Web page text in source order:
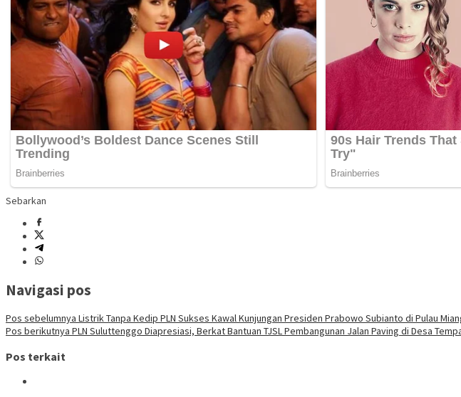
Sebarkan
Navigasi pos
Pos sebelumnya Listrik Tanpa Kedip PLN Sukses Kawal Kunjungan Presiden Prabowo Subianto di Pulau
Pos berikutnya PLN Suluttenggo Diapresiasi, Berkat Bantuan TJSL Pembangunan Jalan Paving di Desa
Pos terkait